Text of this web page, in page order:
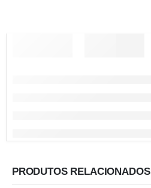
PRODUTOS RELACIONADOS